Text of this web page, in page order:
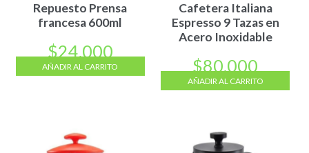
Repuesto Prensa
francesa 600ml
$24.000
AÑADIR AL CARRITO
Cafetera Italiana
Espresso 9 Tazas en
Acero Inoxidable
$80.000
AÑADIR AL CARRITO